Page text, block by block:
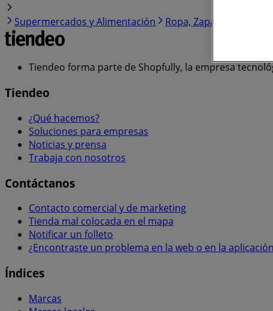
Supermercados y Alimentación
Ropa, Zapatos y
Tiendeo forma parte de Shopfully, la empresa
Tiendeo
¿Qué hacemos?
Soluciones para empresas
Noticias y prensa
Trabaja con nosotros
Contáctanos
Contacto comercial y de marketing
Tienda mal colocada en el mapa
Notificar un folleto
¿Encontraste un problema en la web o en la
Índices
Marcas